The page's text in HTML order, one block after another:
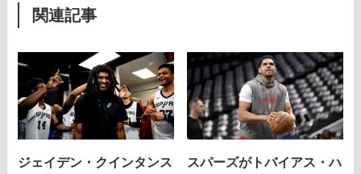
関連記事
ジェイデン・クインタンス スパーズがトバイアス・ハ